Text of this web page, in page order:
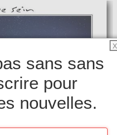
X
sans sans
pour
nouvelles.